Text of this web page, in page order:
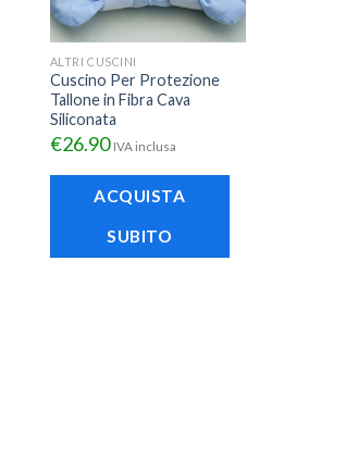
ALTRI CUSCINI
Cuscino Per Protezione
Tallone in Fibra Cava
Siliconata
€26.90 IVA inclusa
ACQUISTA
SUBITO